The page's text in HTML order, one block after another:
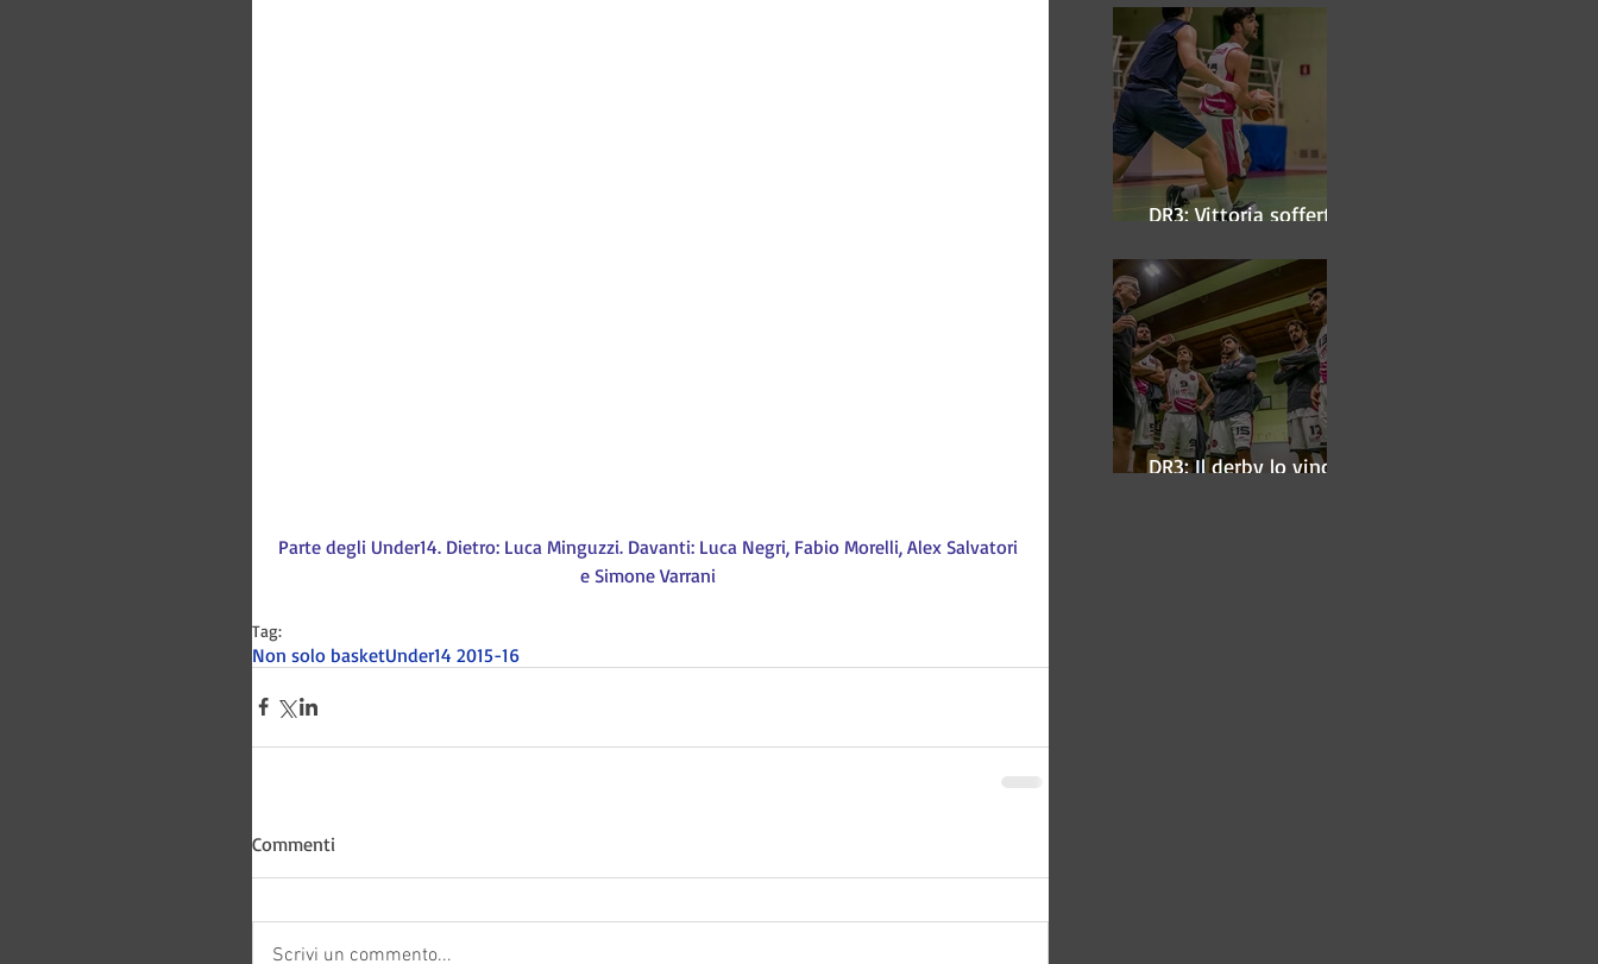
Parte degli Under14. Dietro: Luca Minguzzi. Davanti: Luca Negri, Fabio Morelli, Alex Salvatori
e Simone Varrani
Tag:
Non solo basketUnder14 2015-16
Commenti
Scrivi un commento...
DR3: Vittoria sofferta a
DR3: Il derby lo vince